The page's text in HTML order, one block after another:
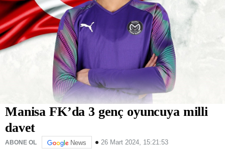
Manisa FK’da 3 genç oyuncuya milli
davet
ABONE OL News 26 Mart 2024, 15:21:53